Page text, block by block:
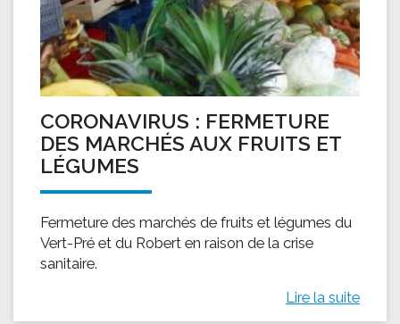
CORONAVIRUS : FERMETURE
DES MARCHÉS AUX FRUITS ET
LÉGUMES
Fermeture des marchés de fruits et légumes du
Vert-Pré et du Robert en raison de la crise
sanitaire.
Lire la suite